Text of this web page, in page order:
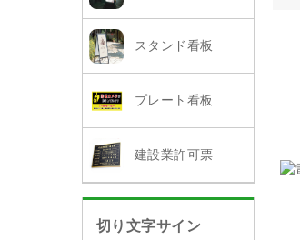
スタンド看板
プレート看板
建設業許可票
切り文字サイン